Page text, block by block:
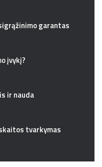
garantas
įvykį?
ir nauda
tvarkymas